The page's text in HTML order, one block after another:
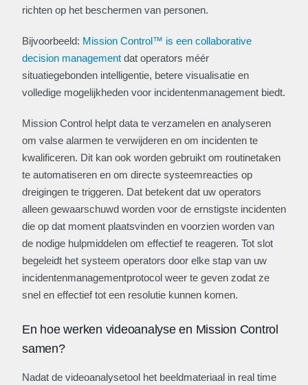
richten op het beschermen van personen.
Bijvoorbeeld: Mission Control™ is een collaborative
decision management dat operators méér
situatiegebonden intelligentie, betere visualisatie en
volledige mogelijkheden voor incidentenmanagement biedt.
Mission Control helpt data te verzamelen en analyseren
om valse alarmen te verwijderen en om incidenten te
kwalificeren. Dit kan ook worden gebruikt om routinetaken
te automatiseren en om directe systeemreacties op
dreigingen te triggeren. Dat betekent dat uw operators
alleen gewaarschuwd worden voor de ernstigste incidenten
die op dat moment plaatsvinden en voorzien worden van
de nodige hulpmiddelen om effectief te reageren. Tot slot
begeleidt het systeem operators door elke stap van uw
incidentenmanagementprotocol weer te geven zodat ze
snel en effectief tot een resolutie kunnen komen.
En hoe werken videoanalyse en Mission Control
samen?
Nadat de videoanalysetool het beeldmateriaal in real time